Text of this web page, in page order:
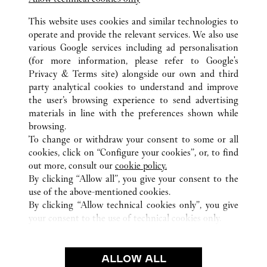
ALLE CARTIER STANDORTE ITALIEN MI
MILANO
VIA MONTENAPOLEONE 16/A
KUNDENSERVICE
KONTAKTIEREN SIE UNS
UNSER UNTERNEHMEN
KARRIERE
EINE BOUTIQUE FINDEN
NUTZUNGSBEDINGUNGEN
This website uses cookies and similar technologies to
operate and provide the relevant services. We also use
various Google services including ad personalisation
(for more information, please refer to Google's
Privacy & Terms site) alongside our own and third
party analytical cookies to understand and improve
the user’s browsing experience to send advertising
materials in line with the preferences shown while
browsing.
To change or withdraw your consent to some or all
cookies, click on “Configure your cookies”, or, to find
out more, consult our cookie policy.
By clicking “Allow all”, you give your consent to the
use of the above-mentioned cookies.
By clicking “Allow technical cookies only”, you give
your consent to the use of technical cookies only.
ALLOW ALL